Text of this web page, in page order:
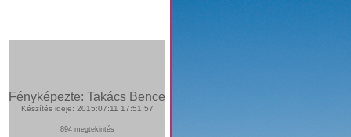
Fényképezte: Takács Bence
Készítés ideje: 2015:07:11 17:51:57
894 megtekintés